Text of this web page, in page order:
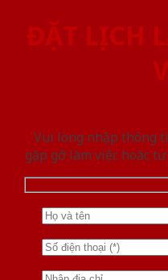
ĐẶT LỊCH
Vui lòng nhập thông
gặp gỡ làm việc hoăc